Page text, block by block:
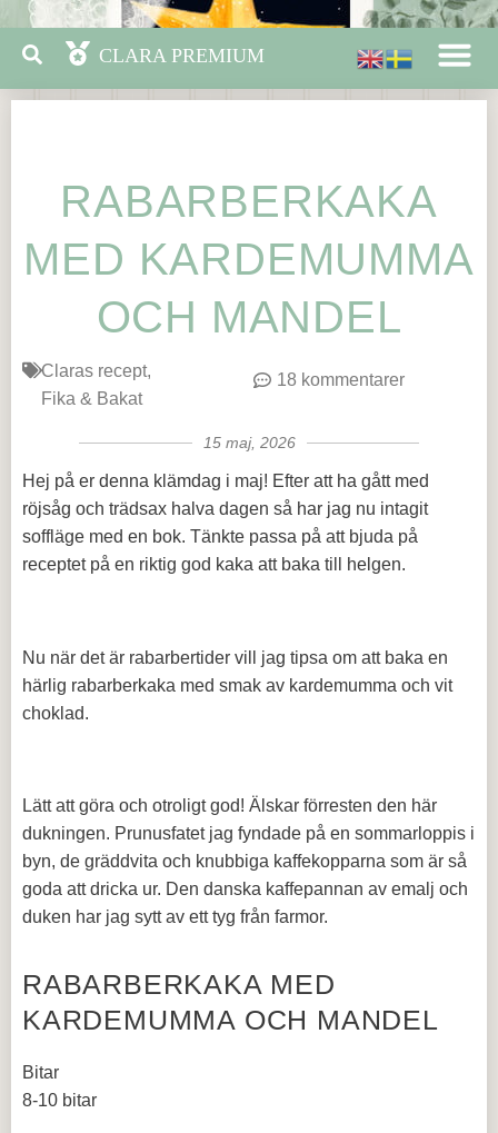
RABARBERKAKA
MED KARDEMUMMA
OCH MANDEL
Claras recept
Fika & Bakat
18 kommentarer
15 maj, 2026
Hej på er denna klämdag i maj! Efter att ha gått med
röjsåg och trädsax halva dagen så har jag nu intagit
soffläge med en bok. Tänkte passa på att bjuda på
receptet på en riktig god kaka att baka till helgen.
Nu när det är rabarbertider vill jag tipsa om att baka en
härlig rabarberkaka med smak av kardemumma och vit
choklad.
Lätt att göra och otroligt god! Älskar förresten den här
dukningen. Prunusfatet jag fyndade på en sommarloppis i
byn, de gräddvita och knubbiga kaffekopparna som är så
goda att dricka ur. Den danska kaffepannan av emalj och
duken har jag sytt av ett tyg från farmor.
RABARBERKAKA MED
KARDEMUMMA OCH MANDEL
Bitar
8-10 bitar